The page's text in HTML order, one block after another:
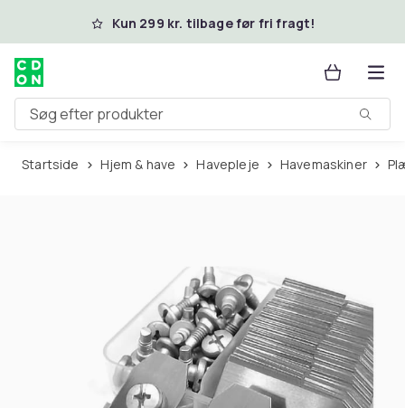
Spring til hovedindhold
Kun 299 kr. tilbage før fri fragt!
Søg efter produkter
Startside Hjem & have Havepleje Havemaskiner